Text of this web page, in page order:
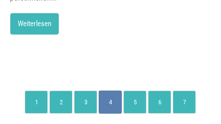
Weiterlesen
1 2 3 4 5 6 7